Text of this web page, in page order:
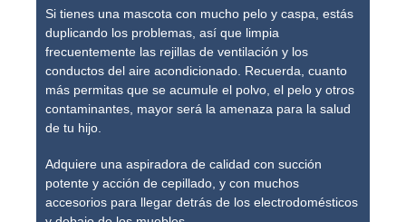
Si tienes una mascota con mucho pelo y caspa, estás
duplicando los problemas, así que limpia
frecuentemente las rejillas de ventilación y los
conductos del aire acondicionado. Recuerda, cuanto
más permitas que se acumule el polvo, el pelo y otros
contaminantes, mayor será la amenaza para la salud
de tu hijo.
Adquiere una aspiradora de calidad con succión
potente y acción de cepillado, y con muchos
accesorios para llegar detrás de los electrodomésticos